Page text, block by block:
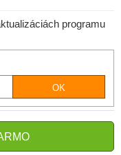
programu